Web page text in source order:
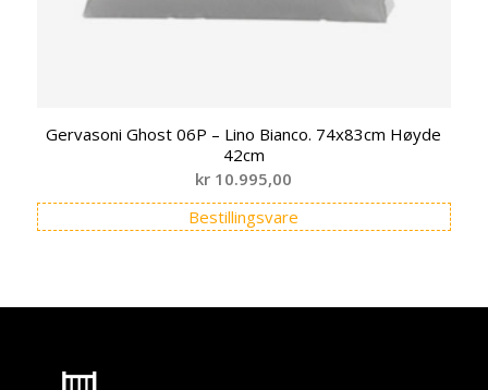
Gervasoni Ghost 06P – Lino Bianco. 74x83cm Høyde
42cm
kr 10.995,00
Bestillingsvare